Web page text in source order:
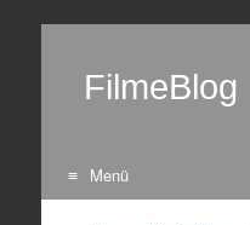
FilmeBlog
Menü